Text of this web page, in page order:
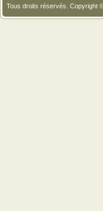
Tous droits réservés. Copyright